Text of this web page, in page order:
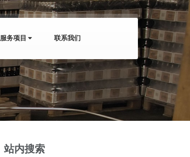
服务项目 联系我们
站内搜索